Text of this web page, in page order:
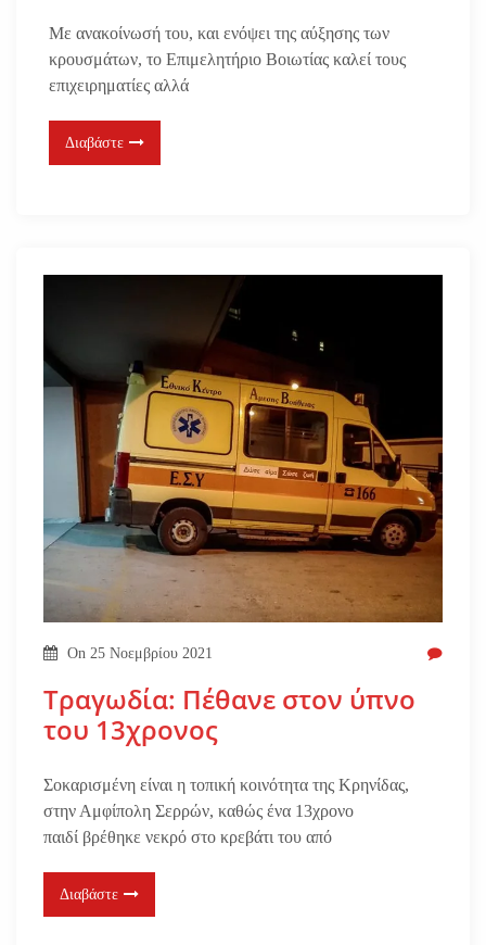
Με ανακοίνωσή του, και ενόψει της αύξησης των
κρουσμάτων, το Επιμελητήριο Βοιωτίας καλεί τους
επιχειρηματίες αλλά
Διαβάστε
On 25 Νοεμβρίου 2021
Τραγωδία: Πέθανε στον ύπνο
του 13χρονος
Σοκαρισμένη είναι η τοπική κοινότητα της Κρηνίδας,
στην Αμφίπολη Σερρών, καθώς ένα 13χρονο
παιδί βρέθηκε νεκρό στο κρεβάτι του από
Διαβάστε